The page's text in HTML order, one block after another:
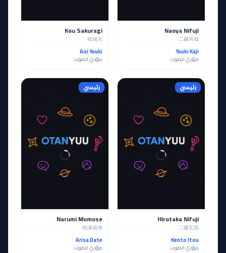
Naoya Nifuji
二藤尚哉
Yuuki Kaji
مؤدي الصوت
Kou Sakuragi
桜城光
Aoi Yuuki
مؤدي الصوت
رئيسي
Hirotaka Nifuji
二藤宏高
Kento Itou
مؤدي الصوت
رئيسي
Narumi Momose
桃瀬成海
Arisa Date
مؤدي الصوت